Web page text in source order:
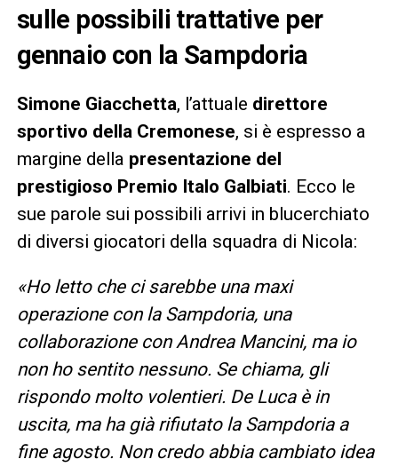
sulle possibili trattative per
gennaio con la Sampdoria
Simone Giacchetta, l’attuale direttore
sportivo della Cremonese, si è espresso a
margine della presentazione del
prestigioso Premio Italo Galbiati. Ecco le
sue parole sui possibili arrivi in blucerchiato
di diversi giocatori della squadra di Nicola:
«Ho letto che ci sarebbe una maxi
operazione con la Sampdoria, una
collaborazione con Andrea Mancini, ma io
non ho sentito nessuno. Se chiama, gli
rispondo molto volentieri. De Luca è in
uscita, ma ha già rifiutato la Sampdoria a
fine agosto. Non credo abbia cambiato idea